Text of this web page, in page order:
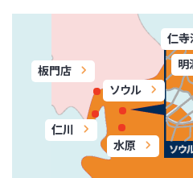
ソウル
明
仁寺
仁川
水原
板門店